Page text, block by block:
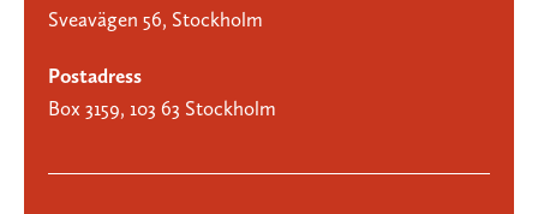
Sveavägen 56, Stockholm
Postadress
Box 3159, 103 63 Stockholm